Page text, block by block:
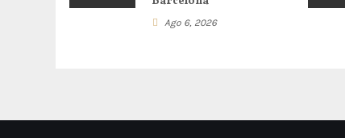
Ago 6, 2026